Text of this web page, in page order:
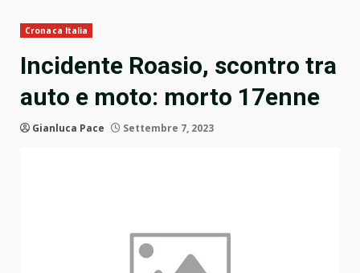
Cronaca Italia
Incidente Roasio, scontro tra
auto e moto: morto 17enne
Gianluca Pace Settembre 7, 2023